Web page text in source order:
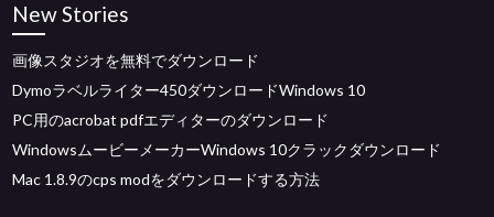
New Stories
画像スタジオを無料でダウンロード
Dymoラベルライター450ダウンロードWindows 10
PC用のacrobat pdfエディターのダウンロード
WindowsムービーメーカーWindows 10クラックダウンロード
Mac 1.8.9のcps modをダウンロードする方法